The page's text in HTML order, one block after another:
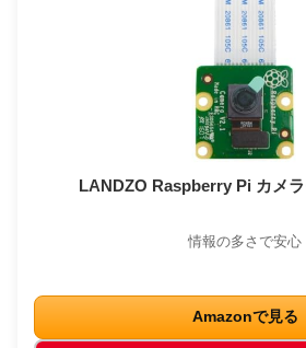
LANDZO Raspberry Pi カメ
情報の多さで安心
Amazonで見る